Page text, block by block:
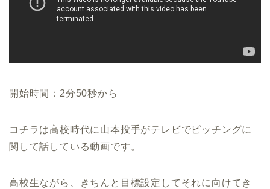
開始時間：2分50秒から
コチラは高校時代に山本投手がテレビでピッチングに
関して話している動画です。
高校生ながら、きちんと目標設定してそれに向けてき